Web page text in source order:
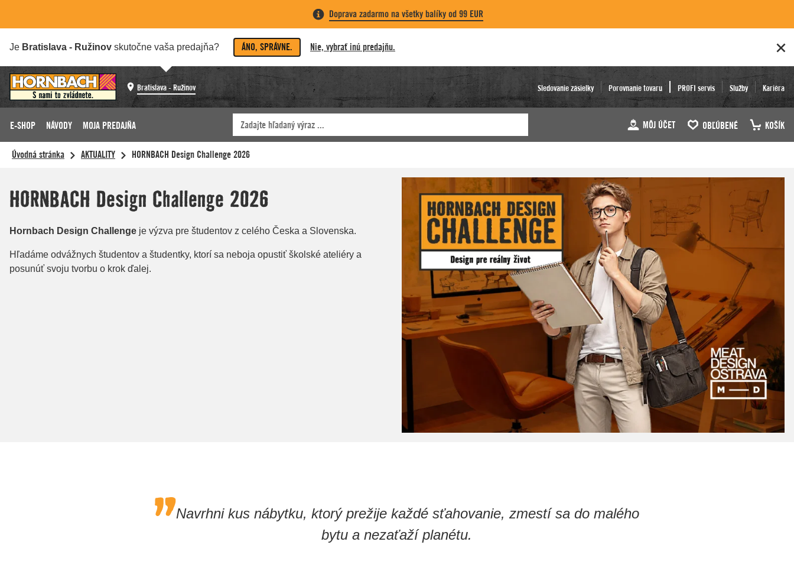
Doprava zadarmo na všetky balíky od 99 EUR
Je Bratislava - Ružinov skutočne vaša predajňa? ÁNO, SPRÁVNE. Nie, vybrať inú predajňu.
Bratislava - Ružinov Sledovanie zásielky Porovnanie tovaru PROFI servis Služby Kariéra
E-SHOP NÁVODY MOJA PREDAJŇA MÔJ ÚČET OBĽÚBENÉ KOŠÍK